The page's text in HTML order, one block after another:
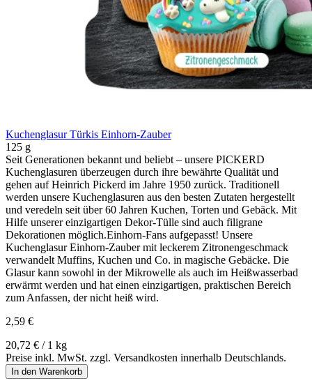
Kuchenglasur Türkis Einhorn-Zauber
125 g
Seit Generationen bekannt und beliebt – unsere PICKERD
Kuchenglasuren überzeugen durch ihre bewährte Qualität und
gehen auf Heinrich Pickerd im Jahre 1950 zurück. Traditionell
werden unsere Kuchenglasuren aus den besten Zutaten hergestellt
und veredeln seit über 60 Jahren Kuchen, Torten und Gebäck. Mit
Hilfe unserer einzigartigen Dekor-Tülle sind auch filigrane
Dekorationen möglich.Einhorn-Fans aufgepasst! Unsere
Kuchenglasur Einhorn-Zauber mit leckerem Zitronengeschmack
verwandelt Muffins, Kuchen und Co. in magische Gebäcke. Die
Glasur kann sowohl in der Mikrowelle als auch im Heißwasserbad
erwärmt werden und hat einen einzigartigen, praktischen Bereich
zum Anfassen, der nicht heiß wird.
2,59 €
20,72 € / 1 kg
Preise inkl. MwSt. zzgl. Versandkosten innerhalb Deutschlands.
In den Warenkorb